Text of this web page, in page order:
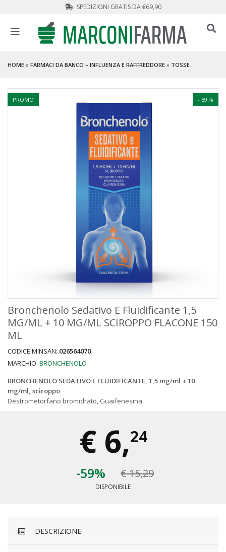
SPEDIZIONI GRATIS DA €69,90
HOME » FARMACI DA BANCO » INFLUENZA E RAFFREDDORE » TOSSE
- 59 %
PROMO
Bronchenolo Sedativo E Fluidificante 1,5
MG/ML + 10 MG/ML SCIROPPO FLACONE 150
ML
CODICE MINSAN: 026564070
MARCHIO: BRONCHENOLO
BRONCHENOLO SEDATIVO E FLUIDIFICANTE, 1,5 mg/ml + 10
mg/ml, sciroppo
Destrometorfano bromidrato, Guaifenesina
€ 6,24
-59% € 15,29
DISPONIBILE
DESCRIZIONE